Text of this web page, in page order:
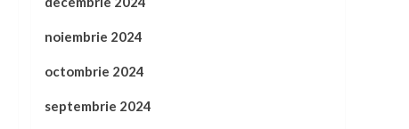
noiembrie 2024
octombrie 2024
septembrie 2024